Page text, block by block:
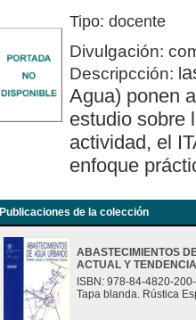
Tipo: docente
Divulgación:
Descripcción: l
Agua) ponen
estudio sobre
actividad, el
enfoque
Publicaciones de la colección
ABASTECIMIENTOS
ACTUAL Y
ISBN: 978-84-4820-
Tapa blanda. Rústica